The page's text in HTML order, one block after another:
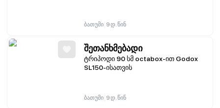
ბათუმი 9 დ. წინ
შეთანხმებადი
ტრიპოდი 90 სმ octabox-ით Godox
SL150-ისათვის
ბათუმი 9 დ. წინ